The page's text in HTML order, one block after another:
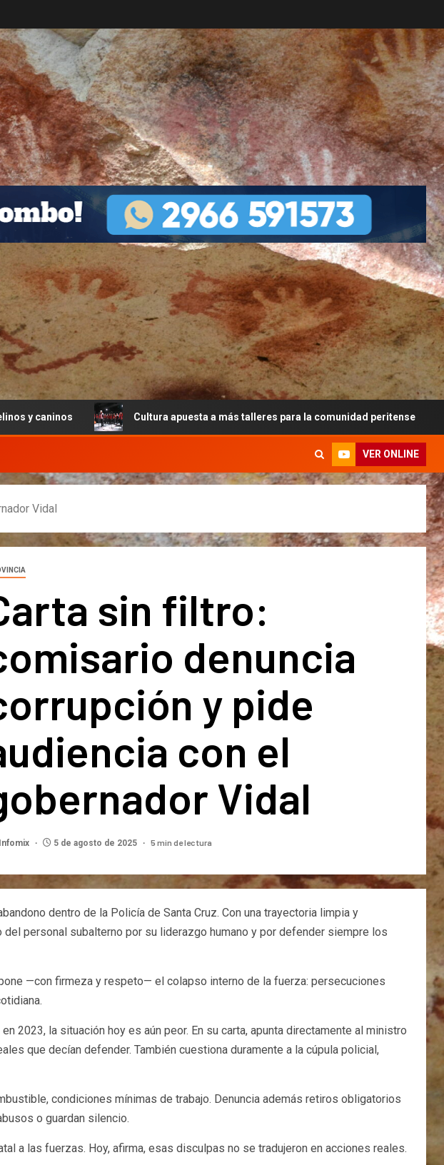
Cultura apuesta a más talleres para la comunidad peritense Ante
VER ONLINE
Vidal
sin filtro:
denuncia
y pide
con el
Vidal
Infomix 5 de agosto de 2025 5 min de lectura
dentro de la Policía de Santa Cruz. Con una trayectoria limpia y
personal subalterno por su liderazgo humano y por defender siempre los
—con firmeza y respeto— el colapso interno de la fuerza: persecuciones
2023, la situación hoy es aún peor. En su carta, apunta directamente al ministro
que decían defender. También cuestiona duramente a la cúpula policial,
condiciones mínimas de trabajo. Denuncia además retiros obligatorios
o guardan silencio.
a las fuerzas. Hoy, afirma, esas disculpas no se tradujeron en acciones reales.